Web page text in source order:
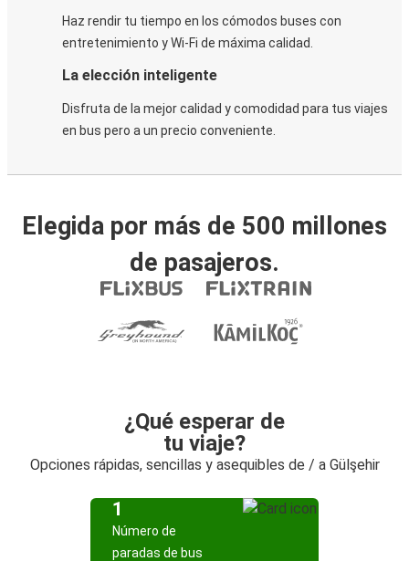
Haz rendir tu tiempo en los cómodos buses con
entretenimiento y Wi-Fi de máxima calidad.
La elección inteligente
Disfruta de la mejor calidad y comodidad para tus viajes
en bus pero a un precio conveniente.
Elegida por más de 500 millones
de pasajeros.
¿Qué esperar de
tu viaje?
Opciones rápidas, sencillas y asequibles de / a Gülşehir
1
Número de
paradas de bus